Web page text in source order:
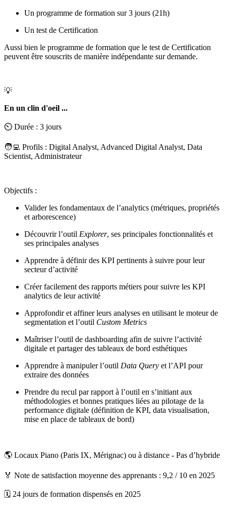
Un programme de formation sur 3 jours (21h)
Un test de Certification
Aussi bien le programme de formation que le test de Certification
peuvent être souscrits de manière indépendante sur demande.
💡
En un clin d'oeil ...
⏲️ Durée : 3 jours
🧑‍💻 Profils : Digital Analyst, Advanced Digital Analyst, Data
Scientist, Administrateur
Objectifs :
Valider les fondamentaux de l’analytics (métriques, propriétés
et arborescence)
Découvrir l’outil Explorer, ses principales fonctionnalités et
ses principales analyses
Apprendre à définir des KPI pertinents à suivre pour leur
secteur d’activité
Créer facilement des rapports métiers pour suivre les KPI
analytics de leur activité
Approfondir et affiner leurs analyses en utilisant le moteur de
segmentation et l’outil Custom Metrics
Maîtriser l’outil de dashboarding afin de suivre l’activité
digitale et partager des tableaux de bord esthétiques
Apprendre à manipuler l’outil Data Query et l’API pour
extraire des données
Prendre du recul par rapport à l’outil en s’initiant aux
méthodologies et bonnes pratiques liées au pilotage de la
performance digitale (définition de KPI, data visualisation,
mise en place de tableaux de bord)
🌎 Locaux Piano (Paris IX, Mérignac) ou à distance - Pas d’hybride
🏅 Note de satisfaction moyenne des apprenants : 9,2 / 10 en 2025
🗓️ 24 jours de formation dispensés en 2025